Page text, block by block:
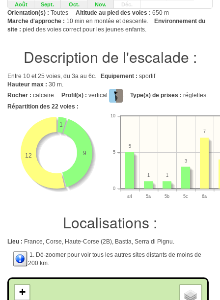
Août
Sept. Oct. Nov. Déc.
Orientation(s) : Toutes Altitude au pied des voies : 650 m
Marche d'approche : 10 min en montée et descente.
Environnement du
site : pied des voies correct pour les jeunes enfants.
Description de l'escalade :
Entre 10 et 25 voies, du 3a au 6c. Equipement : sportif
Hauteur max : 30 m.
Rocher : calcaire. Profil(s) : vertical . Type(s) de prises : réglettes.
Répartition des 22 voies :
1
9
12
≤4 5a 5b 5c 6a
0
5
10
7
3
1
1
5
Localisations :
Lieu : France, Corse, Haute-Corse (2B), Bastia, Serra di Pignu.
1. Dé-zoomer pour voir tous les autres sites distants de moins de
200 km.
+